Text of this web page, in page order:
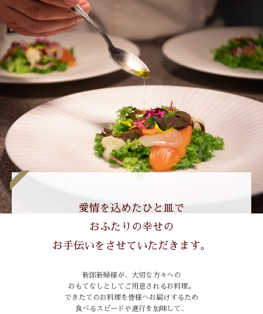
愛情を込めたひと皿で
おふたりの幸せの
お手伝いをさせていただきます。
新郎新婦様が、大切な方々への
おもてなしとしてご用意されるお料理。
できたてのお料理を皆様へお届けするため
食べるスピードや進行を加味して、